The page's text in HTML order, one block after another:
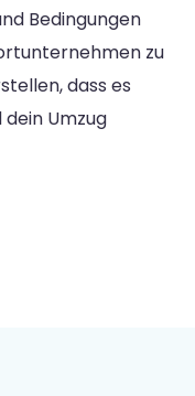
Bedingungen
zu
dass es
Umzug